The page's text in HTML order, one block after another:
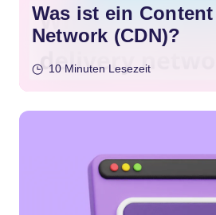
Was ist ein
Network (CDN)?
10 Minuten Lesezeit